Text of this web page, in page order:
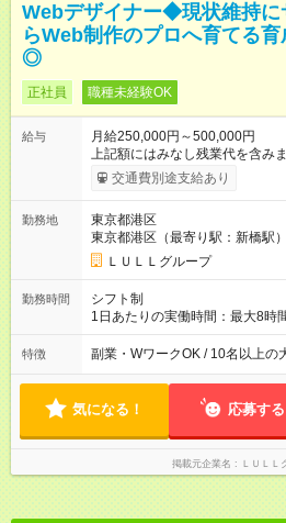
Webデザイナー◆現状維持に
らWeb制作のプロへ育てる
◎
正社員 職種未経験OK
給与
月給250,000円～500,000円
上記額にはみなし残業代を含み
ます。 みなし残業代 21,675円
万円～＋業績賞与＋交通費＋各
万6，610円分）を含む。超過分
キルを考慮し初任給を決定。経
す！ ◎昇給年1回（研修終了後） ◎賞与年2回（2月・8月）＋業
績賞与あり ◤スキルアップも、収入アップも。◢ 入社後の成長
や頑張りは、しっかり給与で還
上アップした社員も。 エンジニアへの還元率は業界高水準の
87％。 スキルを磨いた分だけ、
す！ 【試用期間】試用期間あり 試用期間の長さ：6ヶ月 ※ 雇用
形態と給与に、本採用時と異な
中途採用（契約社員） 給与：月
なし残業代を含みます。※超過
別途支給いたします ※研修期間
交通費別途支給あり
勤務地
東京都港区
東京都港区（最寄り駅：新橋駅）
ＬＵＬＬグループ
勤務時間
シフト制
1日あたりの実働時間：最大8
間は異なります 【シフト例】 ・10時00分～19時00分 ・9時00
分～18時00分 平均残業時
特徴 副業・WワークOK / 10名以上の
気になる！ 応募する
掲載元企業名 ＬＵＬＬ